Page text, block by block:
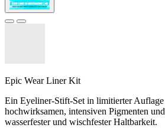
Epic Wear Liner Kit
Ein Eyeliner-Stift-Set in limitierter
hochwirksamen, intensiven Pigmenten
wasserfester und wischfester Haltbarkeit.